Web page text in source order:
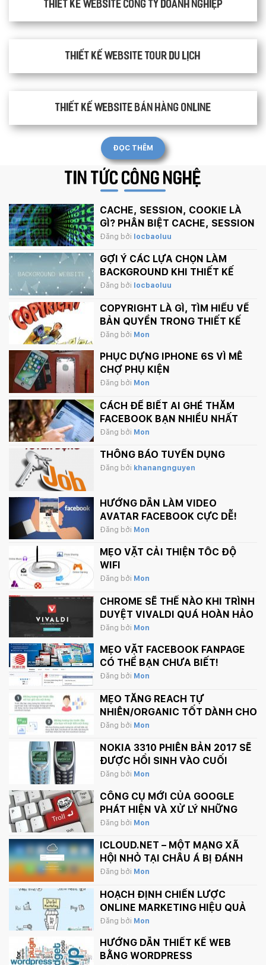
Thiết kế website công ty doanh nghiệp
Thiết kế website tour du lịch
Thiết kế website bán hàng Online
ĐỌC THÊM
TIN TỨCCÔNG NGHỆ
CACHE, SESSION, COOKIE LÀ
GÌ? PHÂN BIỆT CACHE, SESSION
VÀ COOKIE
Đăng bởi locbaoluu
GỢI Ý CÁC LỰA CHỌN LÀM
BACKGROUND KHI THIẾT KẾ
WEBSITE
Đăng bởi locbaoluu
COPYRIGHT LÀ GÌ, TÌM HIỂU VỀ
BẢN QUYỀN TRONG THIẾT KẾ
Đăng bởi Mon
PHỤC DỰNG IPHONE 6S VÌ MÊ
CHỢ PHỤ KIỆN
Đăng bởi Mon
CÁCH ĐỂ BIẾT AI GHÉ THĂM
FACEBOOK BẠN NHIỀU NHẤT
Đăng bởi Mon
THÔNG BÁO TUYỂN DỤNG
Đăng bởi khanangnguyen
HƯỚNG DẪN LÀM VIDEO
AVATAR FACEBOOK CỰC DỄ!
Đăng bởi Mon
MẸO VẶT CẢI THIỆN TỐC ĐỘ
WIFI
Đăng bởi Mon
CHROME SẼ THẾ NÀO KHI TRÌNH
DUYỆT VIVALDI QUÁ HOÀN HẢO
Đăng bởi Mon
MẸO VẶT FACEBOOK FANPAGE
CÓ THỂ BẠN CHƯA BIẾT!
Đăng bởi Mon
MẸO TĂNG REACH TỰ
NHIÊN/ORGANIC TỐT DÀNH CHO
FANPAGE CỦA BẠN
Đăng bởi Mon
NOKIA 3310 PHIÊN BẢN 2017 SẼ
ĐƯỢC HỒI SINH VÀO CUỐI
THÁNG 2 NÀY
Đăng bởi Mon
CÔNG CỤ MỚI CỦA GOOGLE
PHÁT HIỆN VÀ XỬ LÝ NHỮNG
BÌNH LUẬN PHẢN CẢM TRÊN
Đăng bởi Mon
ICLOUD.NET – MỘT MẠNG XÃ
HỘI NHỎ TẠI CHÂU Á BỊ ĐÁNH
SẬP BỞI APPLE.
Đăng bởi Mon
HOẠCH ĐỊNH CHIẾN LƯỢC
ONLINE MARKETING HIỆU QUẢ
Đăng bởi Mon
HƯỚNG DẪN THIẾT KẾ WEB
BẰNG WORDPRESS